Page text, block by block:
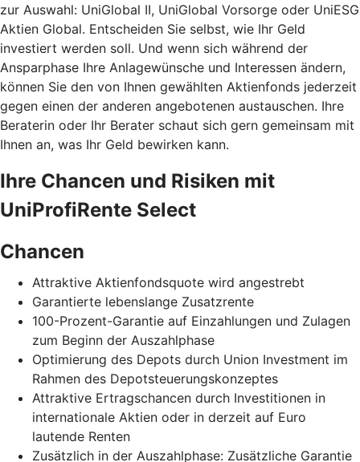
zur Auswahl: UniGlobal II, UniGlobal Vorsorge oder UniESG
Aktien Global. Entscheiden Sie selbst, wie Ihr Geld
investiert werden soll. Und wenn sich während der
Ansparphase Ihre Anlagewünsche und Interessen ändern,
können Sie den von Ihnen gewählten Aktienfonds jederzeit
gegen einen der anderen angebotenen austauschen. Ihre
Beraterin oder Ihr Berater schaut sich gern gemeinsam mit
Ihnen an, was Ihr Geld bewirken kann.
Ihre Chancen und Risiken mit
UniProfiRente Select
Chancen
Attraktive Aktienfondsquote wird angestrebt
Garantierte lebenslange Zusatzrente
100-Prozent-Garantie auf Einzahlungen und Zulagen
zum Beginn der Auszahlphase
Optimierung des Depots durch Union Investment im
Rahmen des Depotsteuerungskonzeptes
Attraktive Ertragschancen durch Investitionen in
internationale Aktien oder in derzeit auf Euro
lautende Renten
Zusätzlich in der Auszahlphase: Zusätzliche Garantie